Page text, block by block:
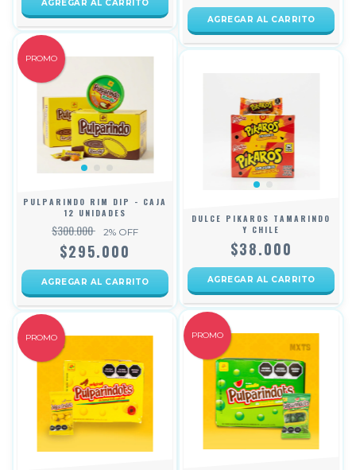
PROMO
PULPARINDO RIM DIP - CAJA
12 UNIDADES
$300.000 2% OFF
$295.000
DULCE PIKAROS TAMARINDO
Y CHILE
$38.000
PROMO PROMO